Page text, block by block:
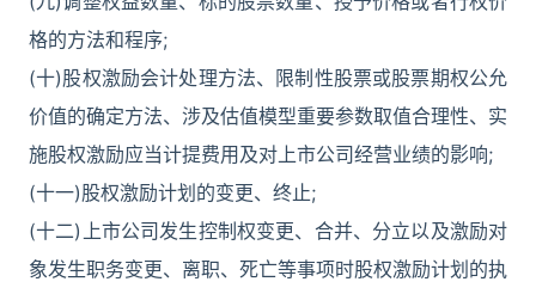
格的方法和程序;
(十)股权激励会计处理方法、限制性股票或股票期权公允
价值的确定方法、涉及估值模型重要参数取值合理性、实
施股权激励应当计提费用及对上市公司经营业绩的影响;
(十一)股权激励计划的变更、终止;
(十二)上市公司发生控制权变更、合并、分立以及激励对
象发生职务变更、离职、死亡等事项时股权激励计划的执